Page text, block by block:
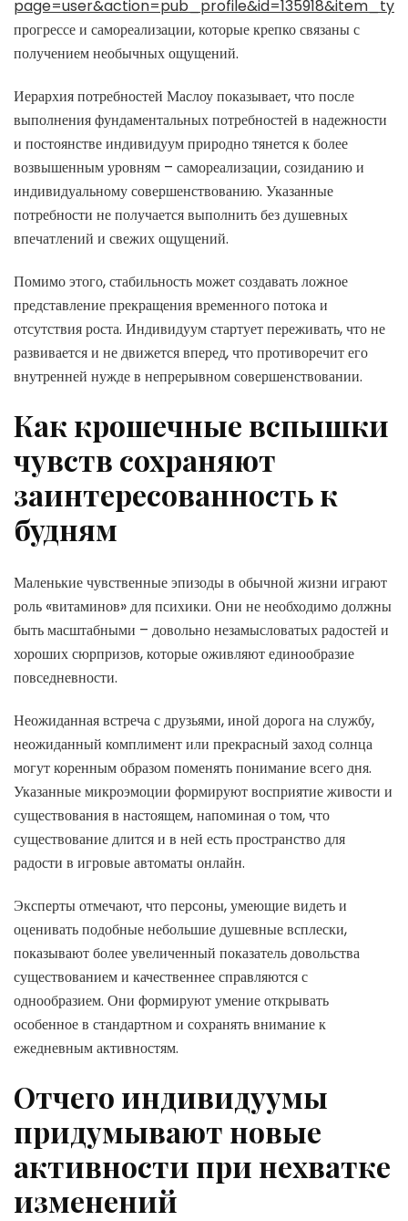
прогрессе и самореализации, которые крепко связаны с
получением необычных ощущений.
Иерархия потребностей Маслоу показывает, что после
выполнения фундаментальных потребностей в надежности
и постоянстве индивидуум природно тянется к более
возвышенным уровням – самореализации, созиданию и
индивидуальному совершенствованию. Указанные
потребности не получается выполнить без душевных
впечатлений и свежих ощущений.
Помимо этого, стабильность может создавать ложное
представление прекращения временного потока и
отсутствия роста. Индивидуум стартует переживать, что не
развивается и не движется вперед, что противоречит его
внутренней нужде в непрерывном совершенствовании.
Как крошечные вспышки
чувств сохраняют
заинтересованность к
будням
Маленькие чувственные эпизоды в обычной жизни играют
роль «витаминов» для психики. Они не необходимо должны
быть масштабными – довольно незамысловатых радостей и
хороших сюрпризов, которые оживляют единообразие
повседневности.
Неожиданная встреча с друзьями, иной дорога на службу,
неожиданный комплимент или прекрасный заход солнца
могут коренным образом поменять понимание всего дня.
Указанные микроэмоции формируют восприятие живости и
существования в настоящем, напоминая о том, что
существование длится и в ней есть пространство для
радости в игровые автоматы онлайн.
Эксперты отмечают, что персоны, умеющие видеть и
оценивать подобные небольшие душевные всплески,
показывают более увеличенный показатель довольства
существованием и качественнее справляются с
однообразием. Они формируют умение открывать
особенное в стандартном и сохранять внимание к
ежедневным активностям.
Отчего индивидуумы
придумывают новые
активности при нехватке
изменений